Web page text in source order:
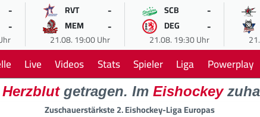
-
-
RVT -
MEM -
21.08. 19:00 Uhr
SCB -
DEG -
21.08. 19:30 Uhr
Live Videos Stats Spieler Liga Powerplay
Herzblutgetragen. Im Eishockey
Zuschauerstärkste 2. Eishockey-Liga Europas